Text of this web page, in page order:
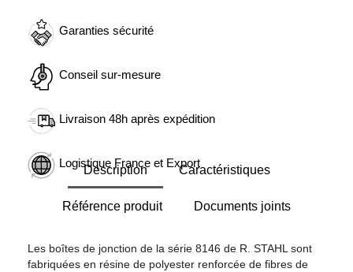
Garanties sécurité
Conseil sur-mesure
Livraison 48h après expédition
Logistique France et Export
Description Caractéristiques
Référence produit Documents joints
Les boîtes de jonction de la série 8146 de R. STAHL sont
fabriquées en résine de polyester renforcée de fibres de